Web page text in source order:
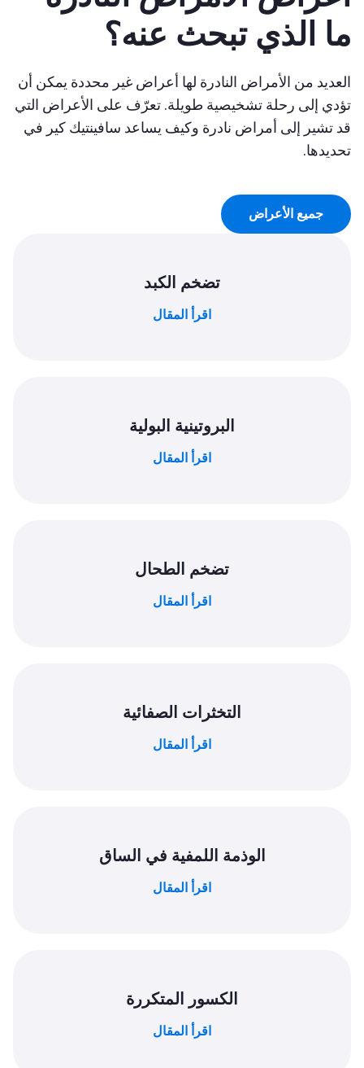
تضخم الكبد
اقرأ المقال
البروتينية البولية
اقرأ المقال
تضخم الطحال
اقرأ المقال
التخثرات الصفائية
اقرأ المقال
الوذمة اللمفية في الساق
اقرأ المقال
الكسور المتكررة
اقرأ المقال
ما الذي تبحث عنه؟
العديد من الأمراض النادرة لها أعراض غير محددة يمكن أن
تؤدي إلى رحلة تشخيصية طويلة. تعرّف على الأعراض التي
قد تشير إلى أمراض نادرة وكيف يساعد سافينتيك كير في
تحديدها.
جميع الأعراض